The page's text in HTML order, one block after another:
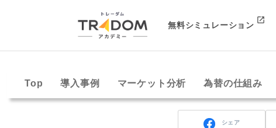
無料シミュレーション
Top 導入事例 マーケット分析 為替の仕組み
シェア